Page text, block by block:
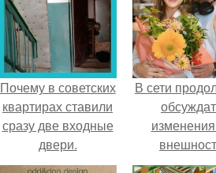
Почему в советских
квартирах ставили
сразу две входные
двери.
В сети